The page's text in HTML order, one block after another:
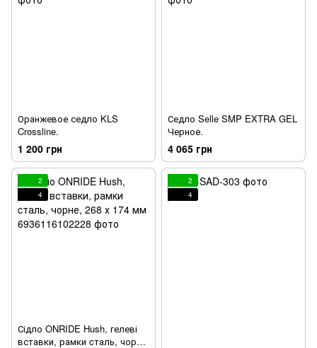
Оранжевое седло KLS
Crossline.
1 200 грн
Седло Selle SMP EXTRA GEL
Черное.
4 065 грн
2
4
Сідло ONRIDE Hush, гелеві
вставки, рамки cталь, чорне,
2
4